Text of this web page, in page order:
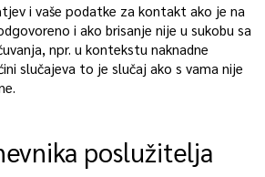
i vaše podatke za kontakt ako je na
i ako brisanje nije u sukobu sa
npr. u kontekstu naknadne
slučajeva to je slučaj ako s vama nije
poslužitelja